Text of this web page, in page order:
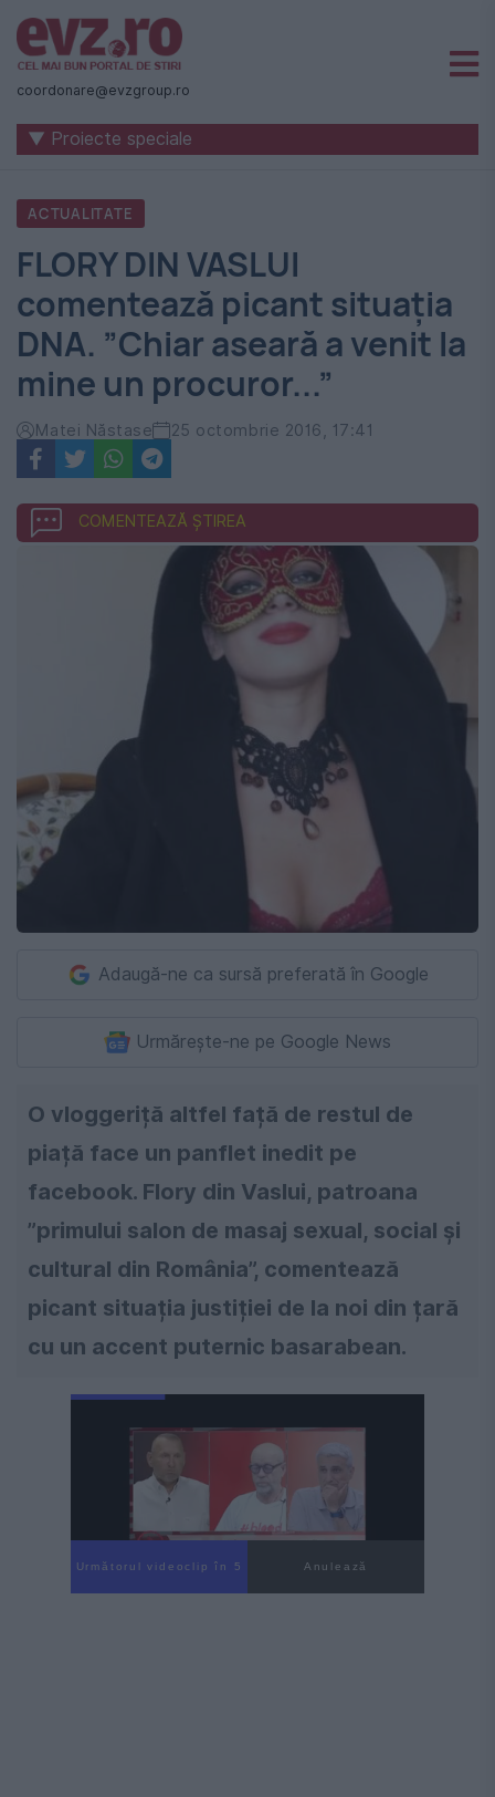
Știri
naționale
internaționale
România
-
Evenimentul
Zilei
coordonare@evzgroup.ro
▼ Proiecte speciale
ACTUALITATE
FLORY DIN VASLUI
comentează picant situația
DNA. ”Chiar aseară a venit la
mine un procuror...”
Matei Năstase 25 octombrie 2016, 17:41
COMENTEAZĂ ȘTIREA
Adaugă-ne ca sursă preferată în Google
Urmărește-ne pe Google News
O vloggeriță altfel față de restul de
piață face un panflet inedit pe
facebook. Flory din Vaslui, patroana
”primului salon de masaj sexual, social și
cultural din România”, comentează
picant situația justiției de la noi din țară
cu un accent puternic basarabean.
Următorul videoclip în 4 Anulează